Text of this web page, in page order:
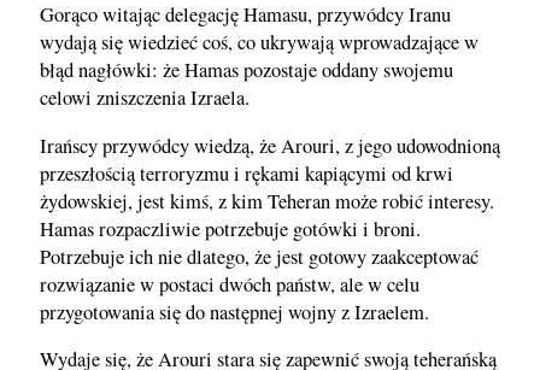
Gorąco witając delegację Hamasu, przywódcy Iranu
wydają się wiedzieć coś, co ukrywają wprowadzające w
błąd nagłówki: że Hamas pozostaje oddany swojemu
celowi zniszczenia Izraela.
Irańscy przywódcy wiedzą, że Arouri, z jego udowodnioną
przeszłością terroryzmu i rękami kapiącymi od krwi
żydowskiej, jest kimś, z kim Teheran może robić interesy.
Hamas rozpaczliwie potrzebuje gotówki i broni.
Potrzebuje ich nie dlatego, że jest gotowy zaakceptować
rozwiązanie w postaci dwóch państw, ale w celu
przygotowania się do następnej wojny z Izraelem.
Wydaje się, że Arouri stara się zapewnić swoją teherańską